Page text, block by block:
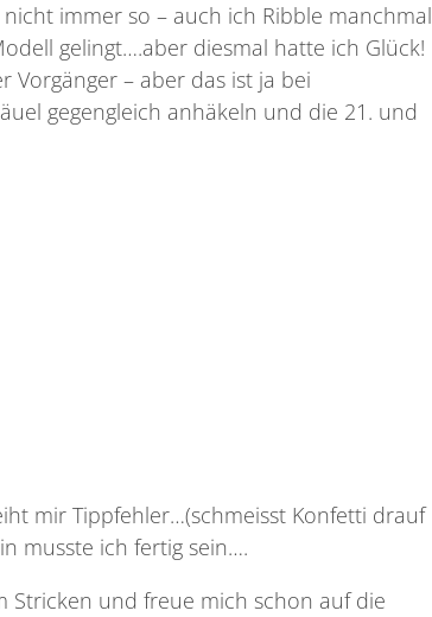
immer so – auch ich Ribble manchmal
gelingt….aber diesmal hatte ich Glück!
Vorgänger – aber das ist ja bei
gegengleich anhäkeln und die 21. und
mir Tippfehler…(schmeisst Konfetti drauf
musste ich fertig sein….
Stricken und freue mich schon auf die